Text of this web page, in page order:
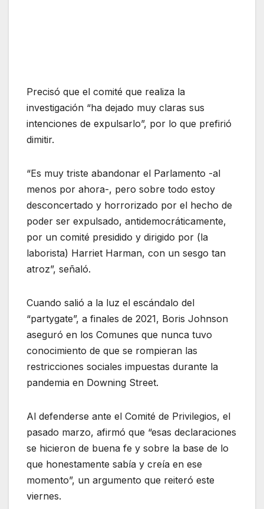
Precisó que el comité que realiza la
investigación “ha dejado muy claras sus
intenciones de expulsarlo”, por lo que prefirió
dimitir.
“Es muy triste abandonar el Parlamento -al
menos por ahora-, pero sobre todo estoy
desconcertado y horrorizado por el hecho de
poder ser expulsado, antidemocráticamente,
por un comité presidido y dirigido por (la
laborista) Harriet Harman, con un sesgo tan
atroz”, señaló.
Cuando salió a la luz el escándalo del
“partygate”, a finales de 2021, Boris Johnson
aseguró en los Comunes que nunca tuvo
conocimiento de que se rompieran las
restricciones sociales impuestas durante la
pandemia en Downing Street.
Al defenderse ante el Comité de Privilegios, el
pasado marzo, afirmó que “esas declaraciones
se hicieron de buena fe y sobre la base de lo
que honestamente sabía y creía en ese
momento”, un argumento que reiteró este
viernes.